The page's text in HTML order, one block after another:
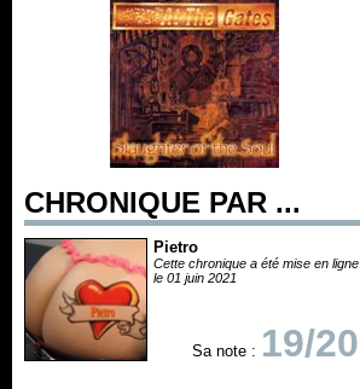
CHRONIQUE PAR ...
Pietro
Cette chronique a été mise en ligne
le 01 juin 2021
Sa note : 19/20